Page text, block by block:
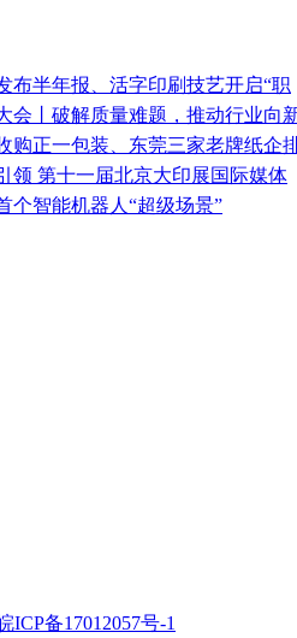
布半年报、活字印刷技艺开启“职
会丨破解质量难题，推动行业向
购正一包装、东莞三家老牌纸企
领 第十一届北京大印展国际媒体
个智能机器人“超级场景”
ICP备17012057号-1